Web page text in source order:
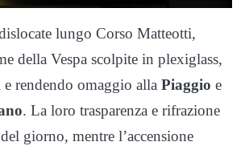
lungo Corso Matteotti,
della Vespa scolpite in plexiglass,
rendendo omaggio alla Piaggio e
. La loro trasparenza e rifrazione
giorno, mentre l’accensione